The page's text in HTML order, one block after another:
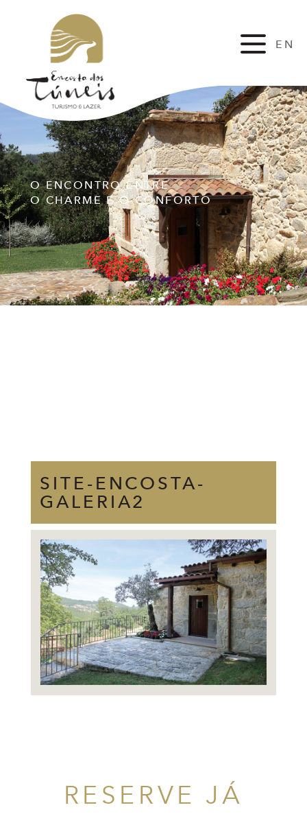
EN
O ENCONTRO ENTRE
O CHARME E O CONFORTO
SITE-ENCOSTA-
GALERIA2
RESERVE JÁ